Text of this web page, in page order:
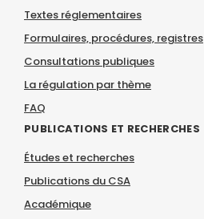
Textes réglementaires
Formulaires, procédures, registres
Consultations publiques
La régulation par thème
FAQ
PUBLICATIONS ET RECHERCHES
Études et recherches
Publications du CSA
Académique